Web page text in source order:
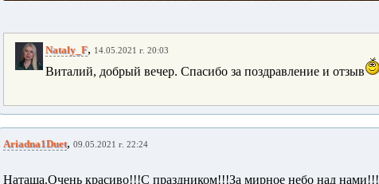
Nataly_F, 14.05.2021 г. 20:03
Виталий, добрый вечер. Спасибо за поздравление и отзыв
Ariadna1Duet, 09.05.2021 г. 22:24
Наташа.Очень красиво!!!С праздником!!!За мирное небо над нами!!!